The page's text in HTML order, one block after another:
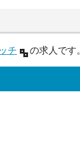
チ の求人です。